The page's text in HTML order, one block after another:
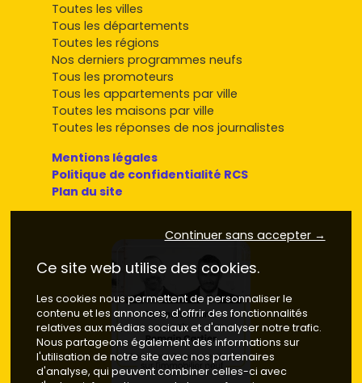
Toutes les villes
Tous les départements
Toutes les régions
Nos derniers programmes neufs
Tous les promoteurs
Tous les appartements par ville
Toutes les maisons par ville
Toutes les réponses de nos journalistes
Mentions légales
Politique de confidentialité RCS
Plan du site
Continuer sans accepter →
Ce site web utilise des cookies.
Les cookies nous permettent de personnaliser le
contenu et les annonces, d'offrir des fonctionnalités
relatives aux médias sociaux et d'analyser notre trafic.
Nous partageons également des informations sur
l'utilisation de notre site avec nos partenaires
d'analyse, qui peuvent combiner celles-ci avec